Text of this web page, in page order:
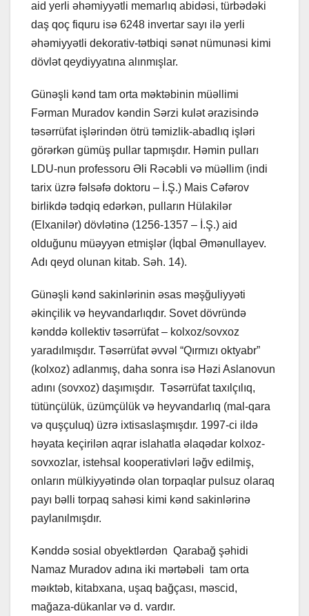
aid yerli əhəmiyyətli memarlıq abidəsi, türbədəki
daş qoç fiquru isə 6248 invertar sayı ilə yerli
əhəmiyyətli dekorativ-tətbiqi sənət nümunəsi kimi
dövlət qeydiyyatına alınmışlar.
Günəşli kənd tam orta məktəbinin müəllimi
Fərman Muradov kəndin Sərzi kulət ərazisində
təsərrüfat işlərindən ötrü təmizlik-abadlıq işləri
görərkən gümüş pullar tapmışdır. Həmin pulları
LDU-nun professoru Əli Rəcəbli və müəllim (indi
tarix üzrə fəlsəfə doktoru – İ.Ş.) Mais Cəfərov
birlikdə tədqiq edərkən, pulların Hülakilər
(Elxanilər) dövlətinə (1256-1357 – İ.Ş.) aid
olduğunu müəyyən etmişlər (İqbal Əmənullayev.
Adı qeyd olunan kitab. Səh. 14).
Günəşli kənd sakinlərinin əsas məşğuliyyəti
əkinçilik və heyvandarlıqdır. Sovet dövründə
kənddə kollektiv təsərrüfat – kolxoz/sovxoz
yaradılmışdır. Təsərrüfat əvvəl “Qırmızı oktyabr”
(kolxoz) adlanmış, daha sonra isə Həzi Aslanovun
adını (sovxoz) daşımışdır. Təsərrüfat taxılçılıq,
tütünçülük, üzümçülük və heyvandarlıq (mal-qara
və quşçuluq) üzrə ixtisaslaşmışdır. 1997-ci ildə
həyata keçirilən aqrar islahatla əlaqədar kolxoz-
sovxozlar, istehsal kooperativləri ləğv edilmiş,
onların mülkiyyətində olan torpaqlar pulsuz olaraq
payı bəlli torpaq sahəsi kimi kənd sakinlərinə
paylanılmışdır.
Kənddə sosial obyektlərdən Qarabağ şəhidi
Namaz Muradov adına iki mərtəbəli tam orta
məıktəb, kitabxana, uşaq bağçası, məscid,
mağaza-dükanlar və d. vardır.